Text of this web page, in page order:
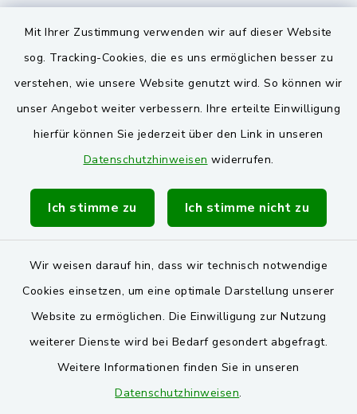
Mit Ihrer Zustimmung verwenden wir auf dieser Website
sog. Tracking-Cookies, die es uns ermöglichen besser zu
verstehen, wie unsere Website genutzt wird. So können wir
unser Angebot weiter verbessern. Ihre erteilte Einwilligung
hierfür können Sie jederzeit über den Link in unseren
Datenschutzhinweisen widerrufen.
Ich stimme zu Ich stimme nicht zu
Wir weisen darauf hin, dass wir technisch notwendige
Cookies einsetzen, um eine optimale Darstellung unserer
Website zu ermöglichen. Die Einwilligung zur Nutzung
weiterer Dienste wird bei Bedarf gesondert abgefragt.
Weitere Informationen finden Sie in unseren
Datenschutzhinweisen.
Landkreis Schwandorf
VG und Gemeinden
Markt Schwarzenfeld
Gemeinde Stulln
Verwaltungsgemeinschaft Schwarzenfeld
Barrierefreiheit